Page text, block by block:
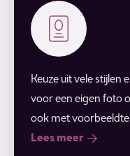
Keuze uit vele stijlen
voor een eigen foto
ook met
Lees meer